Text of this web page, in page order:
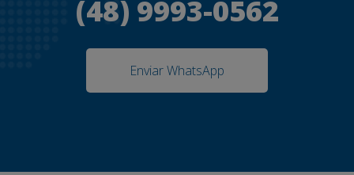
(48) 9993-0562
Enviar WhatsApp